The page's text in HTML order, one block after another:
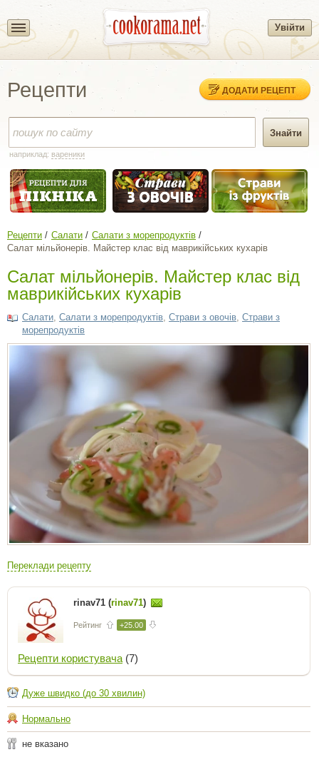
Увійти
Рецепти ДОДАТИ РЕЦЕПТ
наприклад: вареники
Рецепти Салати
Салати з морепродуктів
Салат мільйонерів. Майстер клас від маврикійських кухарів
Салат мільйонерів. Майстер клас від
маврикійських кухарів
Салати Салати з морепродуктів Страви з овочів Страви з
морепродуктів
Переклади рецепту
rinav71 (rinav71)
Рейтинг +25.00
Рецепти користувача (7)
Дуже швидко (до 30 хвилин)
Нормально
не вказано